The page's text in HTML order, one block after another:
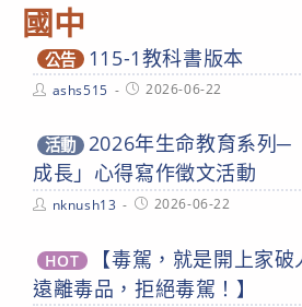
國中
公告 115-1教科書版本
Postashs515
Post2026-06-22
活動
2026年生命教育系列─
成長」心得寫作徵文活動
Postnknush13
Post2026-06-22
HOT
【毒駕，就是開上家
遠離毒品，拒絕毒駕！】